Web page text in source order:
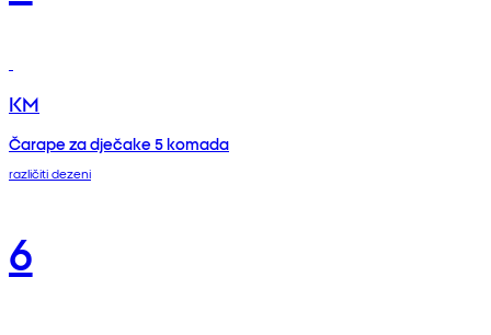
KM
Čarape za dječake 5 komada
različiti dezeni
6